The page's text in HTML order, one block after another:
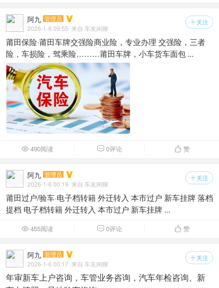
 关注
阿九 管理员
2026-1-6 09:55 来自 车友闲聊
莆田保险·莆田车牌交强险商业险，专业办理 交强险，三者
险，车损险，驾乘险………莆田车牌，小车货车面包 ...
490阅读  0评论  赞
 关注
阿九 管理员
2026-1-6 00:19 来自 车友闲聊
莆田过户/验车·电子档转籍 外迁转入 本市过户 新车挂牌 落档
提档 电子档转籍 外迁转入 本市过户 新车挂牌 ...
455阅读  0评论  赞
 关注
阿九 管理员
2026-1-6 00:17 来自 车友闲聊
年审新车上户咨询，车管业务咨询，汽车年检咨询、新